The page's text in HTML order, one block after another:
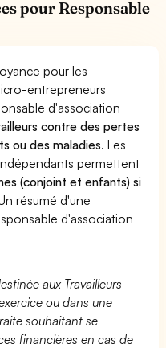
pour Responsable
pour les
entrepreneurs
d'association
contre des pertes
ou des maladies. Les
permettent
(conjoint et enfants) si
résumé d'une
d'association
aux Travailleurs
ou dans une
souhaitant se
financières en cas de